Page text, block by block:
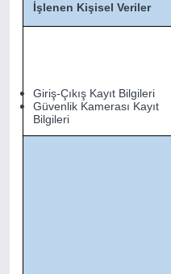
İşlenen Kişisel Veriler
Giriş-Çıkış Kayıt Bilgileri
Güvenlik Kamerası Kayıt
Bilgileri